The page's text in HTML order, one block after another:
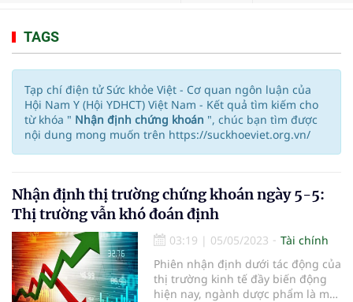
TAGS
Tạp chí điện tử Sức khỏe Việt - Cơ quan ngôn luận của
Hội Nam Y (Hội YDHCT) Việt Nam - Kết quả tìm kiếm cho
từ khóa " Nhận định chứng khoán ", chúc bạn tìm được
nội dung mong muốn trên https://suckhoeviet.org.vn/
Nhận định thị trường chứng khoán ngày 5-5:
Thị trường vẫn khó đoán định
03:19 | 05/05/2023
Tài chính
Phiên nhận định dưới tác động của
thị trường kinh tế đầy biến động
hiện nay, ngành dược phẩm là một